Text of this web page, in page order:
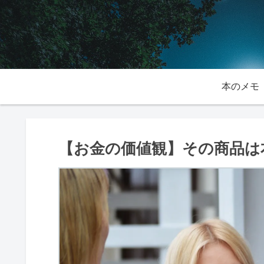
本のメモ
【お金の価値観】その商品